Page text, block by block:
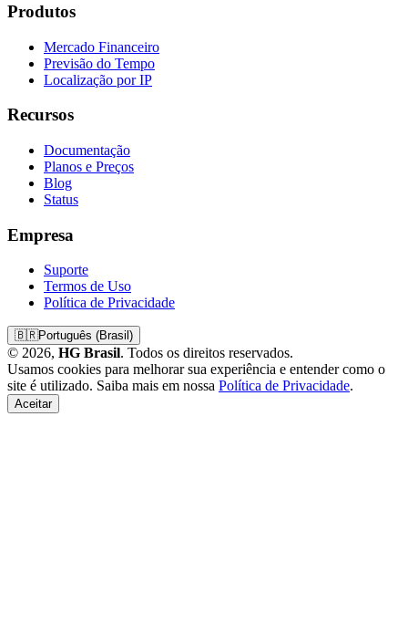
Produtos
Mercado Financeiro
Previsão do Tempo
Localização por IP
Recursos
Documentação
Planos e Preços
Blog
Status
Empresa
Suporte
Termos de Uso
Política de Privacidade
🇧🇷Português (Brasil)
© 2026, HG Brasil. Todos os direitos reservados.
Usamos cookies para melhorar sua experiência e entender como o
site é utilizado. Saiba mais em nossa Política de Privacidade.
Aceitar